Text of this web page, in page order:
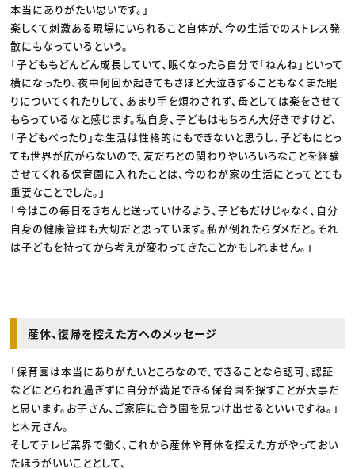
本当にありがたい思いです。」
楽しくて刺激ある現場にいられること自体が、今の生活でのストレス発
散にもなっているという。
「子どももどんどん成長していて、眠くなったら自分で「ねんね」といって
横になったり、夜中何回か起きてもさほど大泣きすることもなくまた眠
りについてくれたりして、あまり手を煩わされず、母としては楽をさせて
もらっているなと感じます。私自身、子どもはもちろん大好きですけど、
「子どもべったり」な生活は性格的にもできないと思うし、子どもにとっ
ても世界が広がらないので、友だちとの関わりやいろいろなことを経験
させてくれる保育園に入れたことは、今のわが家の生活にとってとても
重要なことでした。」
「今はこの毎日をきちんと送っていけるよう、子どもだけじゃなく、自分
自身の健康管理も大切だと思っています。私が倒れたらダメだと。それ
は子どもを持ってから考えが変わってきたことかもしれません。」
産休、復帰を控えた方へのメッセージ
「保育園は本当にありがたいところなので、できることなら認可、認証
などにとらわれ過ぎずに自分が満足できる保育園を探すことが大事だ
と思います。お子さん、ご家庭に合う園を見つけ出せるといいですね。」
と木元さん。
そしてテレビ業界で働く、これから産休や育休を控えた方がやっておい
たほうがいいこととして、